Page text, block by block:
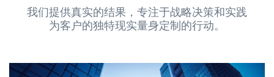
我们提供真实的结果，专注于战略决策和实践
为客户的独特现实量身定制的行动。